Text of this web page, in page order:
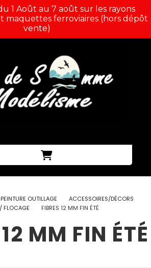
1 Août au 7 août sur les rayons
maquettes ferroviaires (hors dépôt
vente)
OUTILLAGE
ACCESSOIRES/DÉCORS
FLOCAGE
FIBRES 12 MM FIN ÉTÉ
MM FIN ÉTÉ